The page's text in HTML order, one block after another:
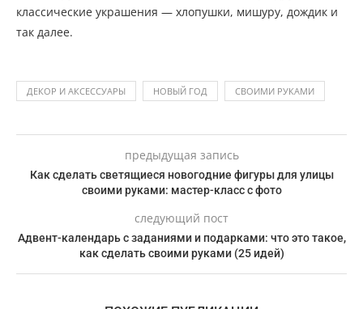
классические украшения — хлопушки, мишуру, дождик и
так далее.
ДЕКОР И АКСЕССУАРЫ НОВЫЙ ГОД СВОИМИ РУКАМИ
предыдущая запись
Как сделать светящиеся новогодние фигуры для улицы
своими руками: мастер-класс с фото
следующий пост
Адвент-календарь с заданиями и подарками: что это такое,
как сделать своими руками (25 идей)